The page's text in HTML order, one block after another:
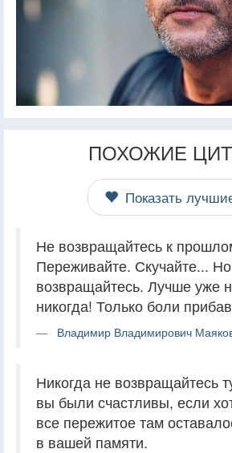
ПОХОЖИЕ
Показать
Не возвращайтесь к
Переживайте. Скучайте...
возвращайтесь. Лучше уже
никогда! Только боли
Владимир Владимирович
Никогда не возвращайтесь
вы были счастливы, если
все пережитое там
в вашей памяти.